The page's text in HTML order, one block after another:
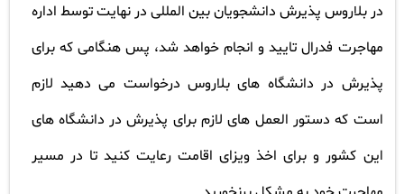
در بلاروس پذیرش دانشجویان بین المللی در نهایت توسط اداره
مهاجرت فدرال تایید و انجام خواهد شد، پس هنگامی که برای
پذیرش در دانشگاه های بلاروس درخواست می دهید لازم
است که دستور العمل های لازم برای پذیرش در دانشگاه های
این کشور و برای اخذ ویزای اقامت رعایت کنید تا در مسیر